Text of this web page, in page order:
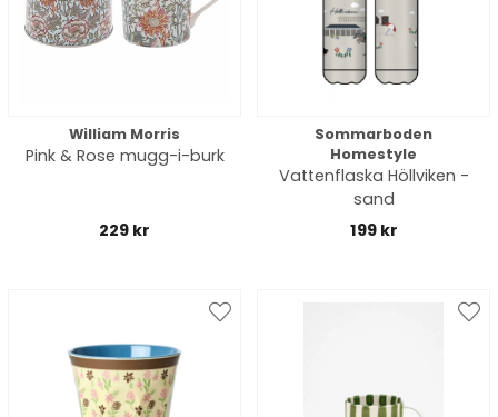
William Morris
Pink & Rose mugg-i-burk
229 kr
Sommarboden
Homestyle
Vattenflaska Höllviken -
sand
199 kr